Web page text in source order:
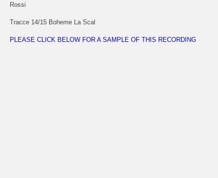
Rossi
Tracce 14/15 Boheme La Scal
PLEASE CLICK BELOW FOR A SAMPLE OF THIS RECORDING